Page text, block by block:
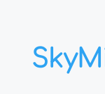
contenu